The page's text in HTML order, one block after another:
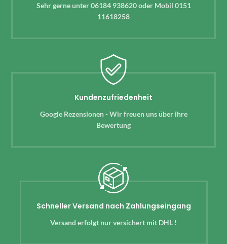
Sehr gerne unter 06184 938620 oder Mobil 0151
11618258
Kundenzufriedenheit
Google Rezensionen - Wir freuen uns über ihre
Bewertung
Schneller Versand nach Zahlungseingang
Versand erfolgt nur versichert mit DHL !